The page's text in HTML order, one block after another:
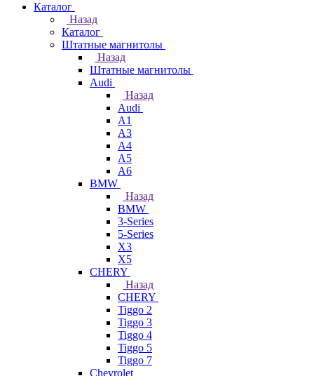
Каталог
Назад
Каталог
Штатные магнитолы
Назад
Штатные магнитолы
Audi
Назад
Audi
A1
A3
A4
A5
A6
BMW
Назад
BMW
3-Series
5-Series
X3
X5
CHERY
Назад
CHERY
Tiggo 2
Tiggo 3
Tiggo 4
Tiggo 5
Tiggo 7
Chevrolet